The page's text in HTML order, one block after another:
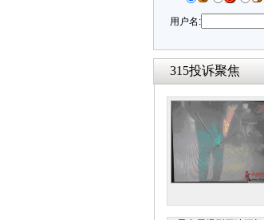
用户名:
315投诉聚焦